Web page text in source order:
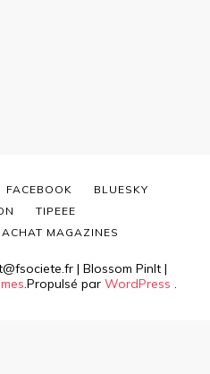
| Blossom PinIt |
.Propulsé par WordPress .
FACEBOOK
BLUESKY
TIPEEE
MAGAZINES